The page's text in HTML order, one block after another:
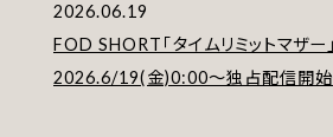
2026.06.19
FOD SHORT｢タイムリミットマザー」
2026.6/19(金)0:00〜独占配信開始